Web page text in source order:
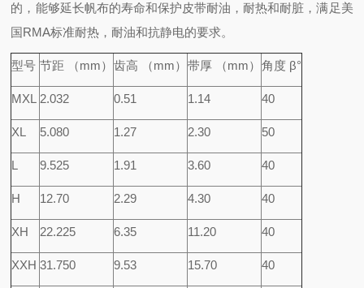
的，能够延长帆布的寿命和保护皮带耐油，耐热和耐脏，满足美
国RMA标准耐热，耐油和抗静电的要求。
型号 节距 （mm） 齿高 （mm） 带厚 （mm） 角度 β°
MXL 2.032 0.51 1.14 40
XL 5.080 1.27 2.30 50
L 9.525 1.91 3.60 40
H 12.70 2.29 4.30 40
XH 22.225 6.35 11.20 40
XXH 31.750 9.53 15.70 40